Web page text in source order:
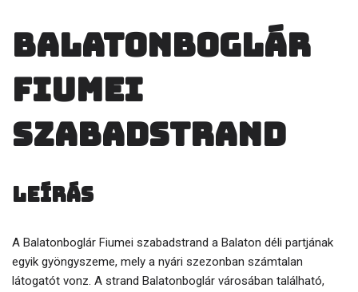
Balatonboglár
Fiumei
szabadstrand
Leírás
A Balatonboglár Fiumei szabadstrand a Balaton déli partjának
egyik gyöngyszeme, mely a nyári szezonban számtalan
látogatót vonz. A strand Balatonboglár városában található,